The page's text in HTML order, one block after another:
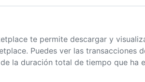
te permite descargar y
Puedes ver las transacciones
la duración total de tiempo que ha